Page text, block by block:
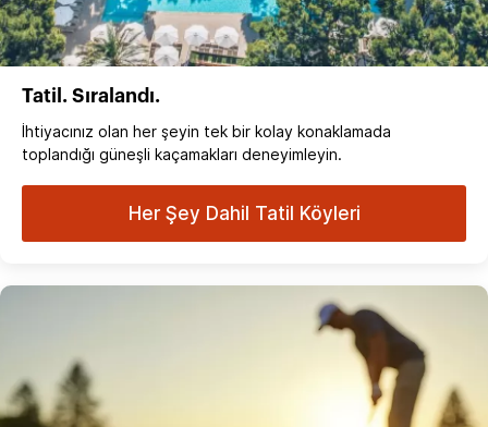
Tatil. Sıralandı.
İhtiyacınız olan her şeyin tek bir kolay konaklamada
toplandığı güneşli kaçamakları deneyimleyin.
Her Şey Dahil Tatil Köyleri